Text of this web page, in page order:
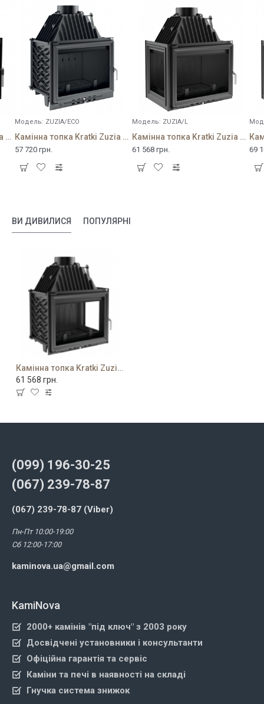
Камінна топка Kratki Zuzia 16 Deco
Модель: ZUZIA/ECO
Камінна топка Kratki Zuzia 16 Eco
57 720 грн.
Модель: ZUZIA/L
Камінна топка Kratki Zuzia 16 L
61 568 грн. 69
ВИ ДИВИЛИСЯ ПОПУЛЯРНІ
Камінна топка Kratki Zuzia 16 P
61 568 грн.
(099) 196-30-25
(067) 239-78-87
(067) 239-78-87 (Viber)
Пн-Пт 10:00-19:00
Сб 12:00-17:00
kaminova.ua@gmail.com
KamiNova
2000+ камінів "під ключ" з 2003 року
Досвідчені установники і консультанти
Офіційна гарантія та сервіс
Каміни та печі в наявності на складі
Гнучка система знижок